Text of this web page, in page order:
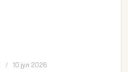
10 јул 2026